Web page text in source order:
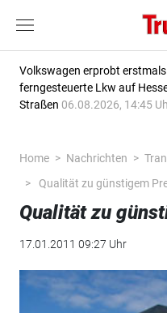
Volkswagen erprobt erstmals
ferngesteuerte Lkw auf
Straßen 06.08.2026, 14:45
Home Nachrichten
Qualität zu günstigem
Qualität zu
17.01.2011 09:27 Uhr